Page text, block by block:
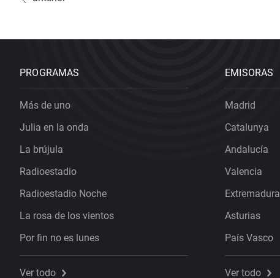
PROGRAMAS
Más de uno
Julia en la onda
La brújula
Radioestadio
Radioestadio Noche
La rosa de los vientos
Por fin no es lunes
Ver todo
EMISORAS
Madrid
Catalunya
Andalucía
Valencia
Extremadura
Asturias
País Vasco
Ver todo